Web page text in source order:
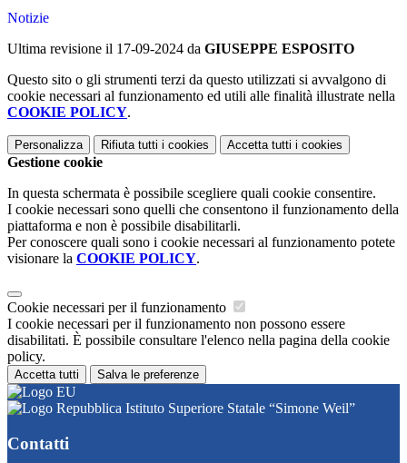
Notizie
Ultima revisione il 17-09-2024 da GIUSEPPE ESPOSITO
Questo sito o gli strumenti terzi da questo utilizzati si avvalgono di
cookie necessari al funzionamento ed utili alle finalità illustrate nella
COOKIE POLICY.
Personalizza Rifiuta tutti i cookies Accetta tutti i cookies
Gestione cookie
In questa schermata è possibile scegliere quali cookie consentire.
I cookie necessari sono quelli che consentono il funzionamento della
piattaforma e non è possibile disabilitarli.
Per conoscere quali sono i cookie necessari al funzionamento potete
visionare la COOKIE POLICY.
Cookie necessari per il funzionamento
I cookie necessari per il funzionamento non possono essere
disabilitati. È possibile consultare l'elenco nella pagina della cookie
policy.
Accetta tutti Salva le preferenze
Istituto Superiore Statale “Simone Weil”
Contatti